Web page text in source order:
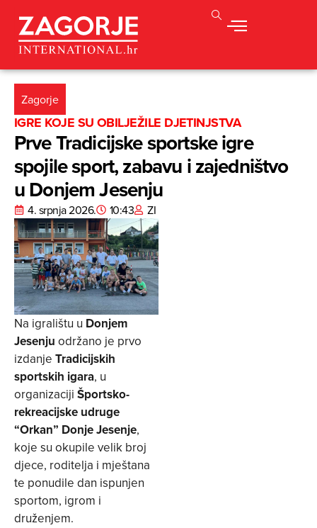
Zagorje
IGRE KOJE SU OBILJEŽILE DJETINJSTVA
Prve Tradicijske sportske igre
spojile sport, zabavu i zajedništvo
u Donjem Jesenju
4. srpnja 2026. 10:43 ZI
Na igralištu u Donjem
Jesenju održano je prvo
izdanje Tradicijskih
sportskih igara, u
organizaciji Športsko-
rekreacijske udruge
“Orkan” Donje Jesenje,
koje su okupile velik broj
djece, roditelja i mještana
te ponudile dan ispunjen
sportom, igrom i
druženjem.